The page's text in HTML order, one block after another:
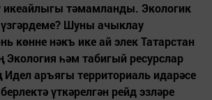
икеайлыгы тәмамланды. Экологик
Шуны ачыклау
көнне нәкъ ике ай элек Татарстан
һәм табигый ресурслар
аръягы территориаль идарәсе
үткәрелгән рейд эзләре